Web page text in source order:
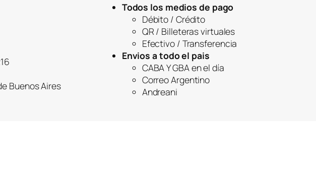
Buenos Aires
Todos los medios de pago
Débito / Crédito
QR / Billeteras virtuales
Efectivo / Transferencia
Envios a todo el pais
CABA Y GBA en el día
Correo Argentino
Andreani